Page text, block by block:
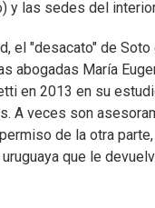
y las sedes del
el "desacato" de
María
en 2013 en su
A veces son
de la otra
que le